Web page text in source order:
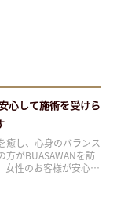
心して施術を受けら
癒し、心身のバランス
方がBUASAWANを訪
女性のお客様が安心し
大切にし、サービス